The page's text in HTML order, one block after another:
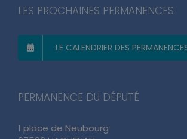
LES PROCHAINES PERMANENCES
LE CALENDRIER DES
PERMANENCE DU DÉPUTÉ
1 place de Neubourg